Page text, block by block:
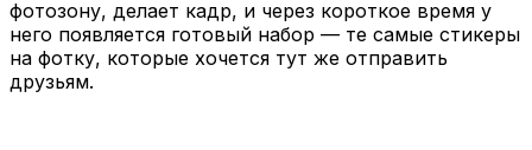
фотозону, делает кадр, и через короткое время у
него появляется готовый набор — те самые стикеры
на фотку, которые хочется тут же отправить
друзьям.